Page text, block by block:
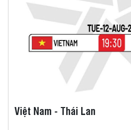
Việt Nam - Thái Lan